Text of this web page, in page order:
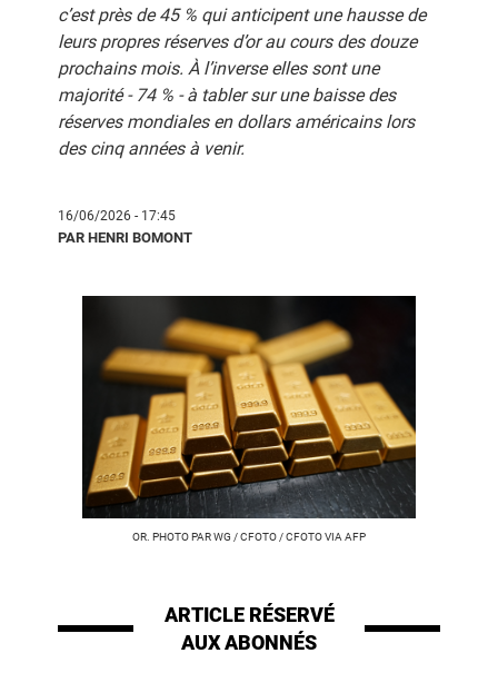
c’est près de 45 % qui anticipent une hausse de
leurs propres réserves d’or au cours des douze
prochains mois. À l’inverse elles sont une
majorité - 74 % - à tabler sur une baisse des
réserves mondiales en dollars américains lors
des cinq années à venir.
16/06/2026 - 17:45
PAR HENRI BOMONT
OR. PHOTO PAR WG / CFOTO / CFOTO VIA AFP
ARTICLE RÉSERVÉ
AUX ABONNÉS